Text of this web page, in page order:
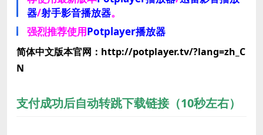
器/射手影音播放器。
强烈推荐使用Potplayer播放器
简体中文版本官网：http://potplayer.tv/?lang=zh_C
N
支付成功后自动转跳下载链接（10秒左右）